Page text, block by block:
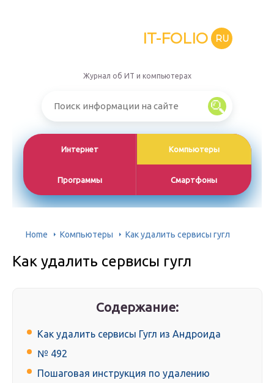
IT-FOLIO RU
Журнал об ИТ и компьютерах
Интернет Компьютеры
Программы Смартфоны
Home Компьютеры Как удалить сервисы гугл
Как удалить сервисы гугл
Содержание:
Как удалить сервисы Гугл из Андроида
№ 492
Пошаговая инструкция по удалению